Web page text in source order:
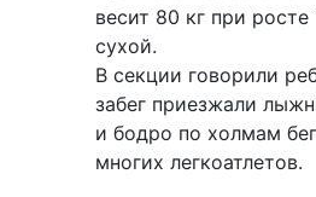
весит 80 кг при
сухой.
В секции говорили
забег приезжали
и бодро по холмам
многих легкоатлетов.